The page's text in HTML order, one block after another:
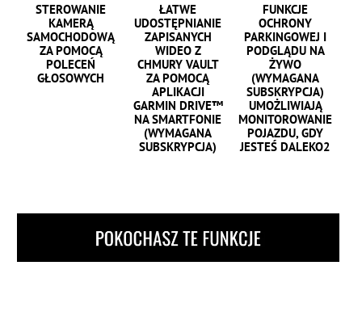
STEROWANIE
KAMERĄ
SAMOCHODOWĄ
ZA POMOCĄ
POLECEŃ
GŁOSOWYCH
ŁATWE
UDOSTĘPNIANIE
ZAPISANYCH
WIDEO Z
CHMURY VAULT
ZA POMOCĄ
APLIKACJI
GARMIN DRIVE™
NA SMARTFONIE
(WYMAGANA
SUBSKRYPCJA)
FUNKCJE
OCHRONY
PARKINGOWEJ I
PODGLĄDU NA
ŻYWO
(WYMAGANA
SUBSKRYPCJA)
UMOŻLIWIAJĄ
MONITOROWANIE
POJAZDU, GDY
JESTEŚ DALEKO2